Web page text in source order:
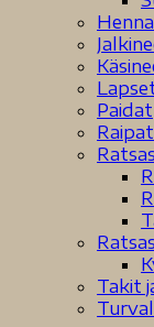
Paidat
Takit